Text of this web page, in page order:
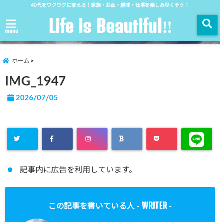
40代をワクワクに変える！家族・お金・趣味・仕事を楽しみ尽くそう！
menu Life is Beautiful‼︎
ホーム
IMG_1947
2026/07/05
記事内に広告を利用しています。
この記事を書いている人 - WRITER -